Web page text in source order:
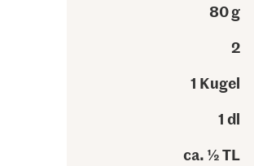
80 g
2
1 Kugel
1 dl
ca. ½ TL